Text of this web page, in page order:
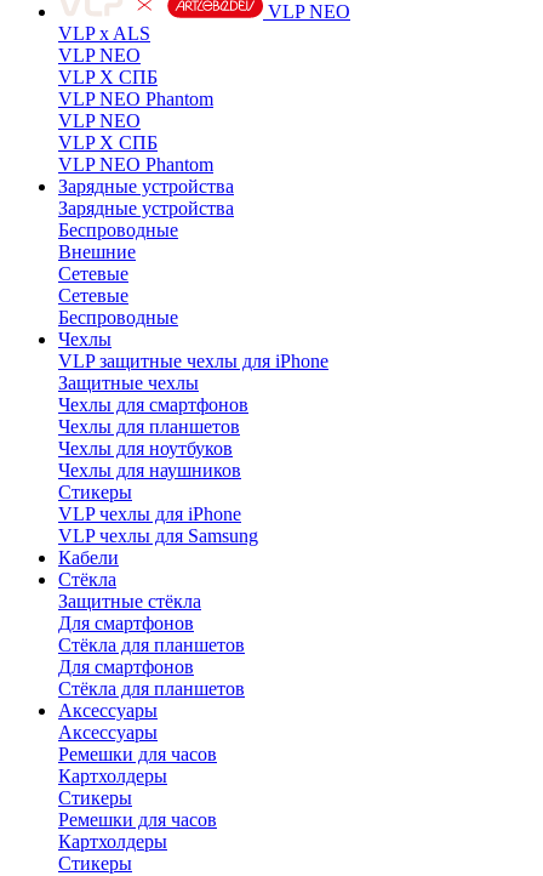
VLP NEO
VLP x ALS
VLP NEO
VLP X СПБ
VLP NEO Phantom
VLP NEO
VLP X СПБ
VLP NEO Phantom
Зарядные устройства
Зарядные устройства
Беспроводные
Внешние
Сетевые
Сетевые
Беспроводные
Чехлы
VLP защитные чехлы для iPhone
Защитные чехлы
Чехлы для смартфонов
Чехлы для планшетов
Чехлы для ноутбуков
Чехлы для наушников
Стикеры
VLP чехлы для iPhone
VLP чехлы для Samsung
Кабели
Стёкла
Защитные стёкла
Для смартфонов
Стёкла для планшетов
Для смартфонов
Стёкла для планшетов
Аксессуары
Аксессуары
Ремешки для часов
Картхолдеры
Стикеры
Ремешки для часов
Картхолдеры
Стикеры